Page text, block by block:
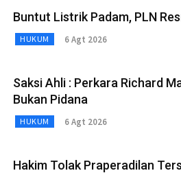
Buntut Listrik Padam, PLN
HUKUM 6 Agt 2026
Saksi Ahli : Perkara Richard
Bukan Pidana
HUKUM 6 Agt 2026
Hakim Tolak Praperadilan